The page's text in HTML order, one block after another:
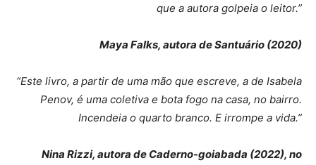
que a autora golpeia o leitor.”
Maya Falks, autora de Santuário (2020)
“Este livro, a partir de uma mão que escreve, a de Isabela
Penov, é uma coletiva e bota fogo na casa, no bairro.
Incendeia o quarto branco. E irrompe a vida.”
Nina Rizzi, autora de Caderno-goiabada (2022), no